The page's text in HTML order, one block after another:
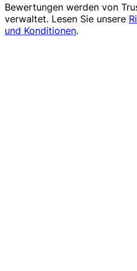
Bewertungen werden von
verwaltet. Lesen Sie unsere
und Konditionen.